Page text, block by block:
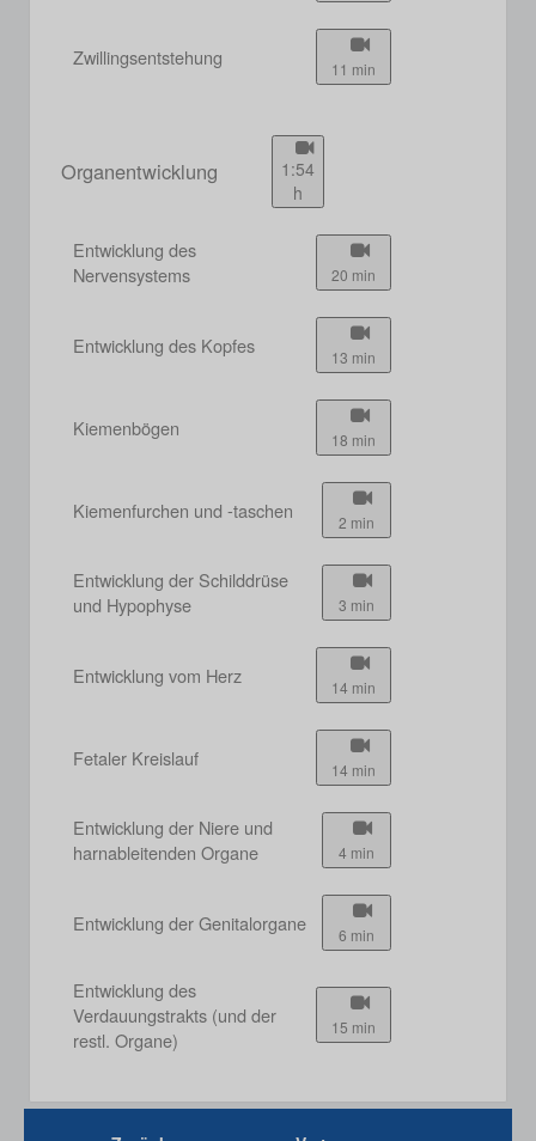
Zwillingsentstehung 11 min
Organentwicklung
1:54
h
Entwicklung des
Nervensystems
20 min
Entwicklung des Kopfes 13 min
Kiemenbögen 18 min
Kiemenfurchen und -taschen 2 min
Entwicklung der Schilddrüse
und Hypophyse
3 min
Entwicklung vom Herz 14 min
Fetaler Kreislauf 14 min
Entwicklung der Niere und
harnableitenden Organe
4 min
Entwicklung der Genitalorgane 6 min
Entwicklung des
Verdauungstrakts (und der
restl. Organe)
15 min